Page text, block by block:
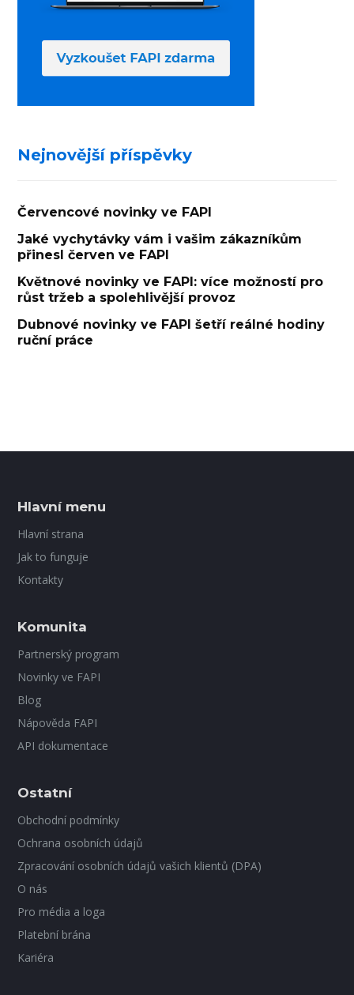
Nejnovější příspěvky
Červencové novinky ve FAPI
Jaké vychytávky vám i vašim zákazníkům
přinesl červen ve FAPI
Květnové novinky ve FAPI: více možností pro
růst tržeb a spolehlivější provoz
Dubnové novinky ve FAPI šetří reálné hodiny
ruční práce
Hlavní menu
Hlavní strana
Jak to funguje
Kontakty
Komunita
Partnerský program
Novinky ve FAPI
Blog
Nápověda FAPI
API dokumentace
Ostatní
Obchodní podmínky
Ochrana osobních údajů
Zpracování osobních údajů vašich klientů (DPA)
O nás
Pro média a loga
Platební brána
Kariéra